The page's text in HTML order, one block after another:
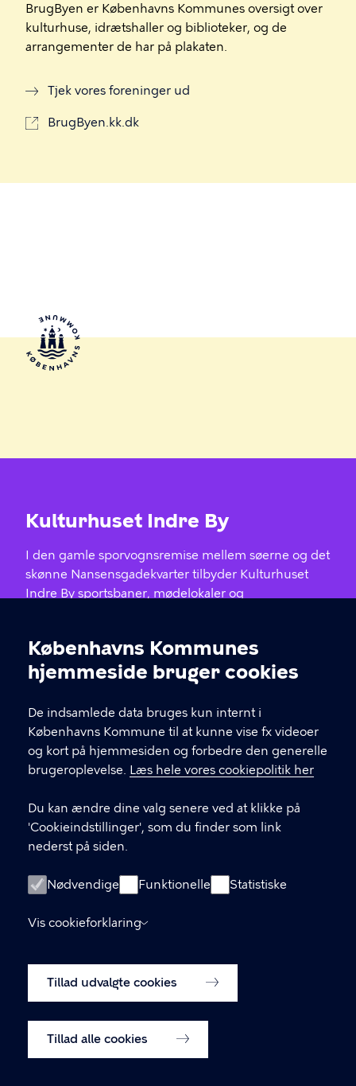
Cookieindstillinger
Københavns Kommunes
hjemmeside bruger cookies
De indsamlede data bruges kun internt i
Københavns Kommune til at kunne vise fx videoer
og kort på hjemmesiden og forbedre den generelle
brugeroplevelse. Læs hele vores cookiepolitik her
Du kan ændre dine valg senere ved at klikke på
'Cookieindstillinger', som du finder som link
nederst på siden.
Nødvendige Funktionelle Statistiske
Vis cookieforklaring
Tillad udvalgte cookies
Tillad alle cookies
BrugByen er Københavns Kommunes oversigt over
kulturhuse, idrætshaller og biblioteker, og de
arrangementer de har på plakaten.
Tjek vores foreninger ud
BrugByen.kk.dk
Kulturhuset Indre By
I den gamle sporvognsremise mellem søerne og det
skønne Nansensgadekvarter tilbyder Kulturhuset
Indre By sportsbaner, mødelokaler og
KONTAKT
Charlotte Ammundsens Plads 3
Kiby@kk.dk
LINKS
Følg os på Facebook
Følg os på Instagram
Tilmeld dig vores nyhedsbrev
Cookiepolitik
Cookieindstillinger